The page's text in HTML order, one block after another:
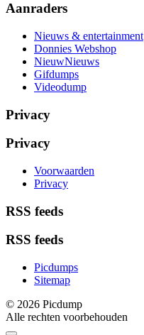
Aanraders
Nieuws & entertainment
Donnies Webshop
NieuwNieuws
Gifdumps
Videodump
Privacy
Privacy
Voorwaarden
Privacy
RSS feeds
RSS feeds
Picdumps
Sitemap
© 2026 Picdump
Alle rechten voorbehouden